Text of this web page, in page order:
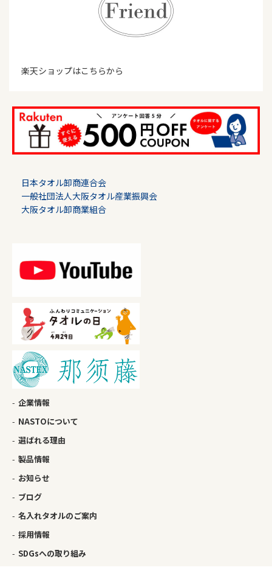
楽天ショップはこちらから
日本タオル卸商連合会
一般社団法人大阪タオル産業振興会
大阪タオル卸商業組合
企業情報
NASTOについて
選ばれる理由
製品情報
お知らせ
ブログ
名入れタオルのご案内
採用情報
SDGsへの取り組み